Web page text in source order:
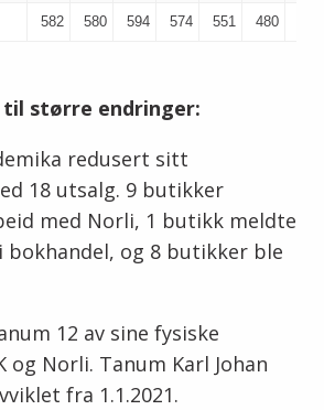
582 580 594 574 551 480
større endringer:
redusert sitt
18 utsalg. 9 butikker
med Norli, 1 butikk meldte
bokhandel, og 8 butikker ble
12 av sine fysiske
og Norli. Tanum Karl Johan
fra 1.1.2021.